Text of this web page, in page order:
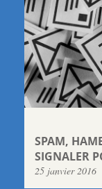
SPAM,
SIGNALER
25 janvier 2016